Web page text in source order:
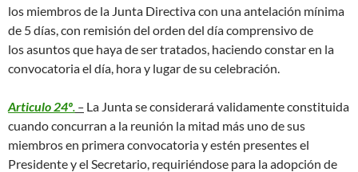
los miembros de la Junta Directiva con una antelación mínima
de 5 días, con remisión del orden del día comprensivo de
los asuntos que haya de ser tratados, haciendo constar en la
convocatoria el día, hora y lugar de su celebración.
Articulo 24º. – La Junta se considerará validamente constituida
cuando concurran a la reunión la mitad más uno de sus
miembros en primera convocatoria y estén presentes el
Presidente y el Secretario, requiriéndose para la adopción de